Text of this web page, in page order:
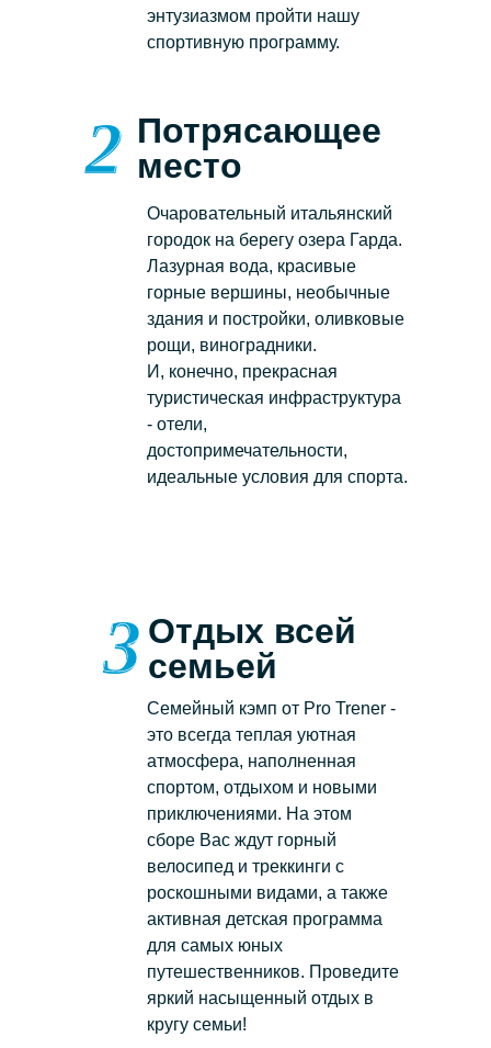
Отдых всей
семьей
энтузиазмом пройти нашу
спортивную программу.
Очаровательный итальянский
городок на берегу озера Гарда.
Лазурная вода, красивые
горные вершины, необычные
здания и постройки, оливковые
рощи, виноградники.
И, конечно, прекрасная
туристическая инфраструктура
- отели,
достопримечательности,
идеальные условия для спорта.
Семейный кэмп от Pro Trener -
это всегда теплая уютная
атмосфера, наполненная
спортом, отдыхом и новыми
приключениями. На этом
сборе Вас ждут горный
велосипед и треккинги с
роскошными видами, а также
активная детская программа
для самых юных
путешественников. Проведите
яркий насыщенный отдых в
кругу семьи!
Потрясающее
место